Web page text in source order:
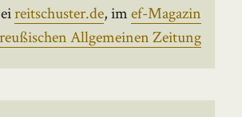
reitschuster.de, imef-Magazin
Allgemeinen Zeitung